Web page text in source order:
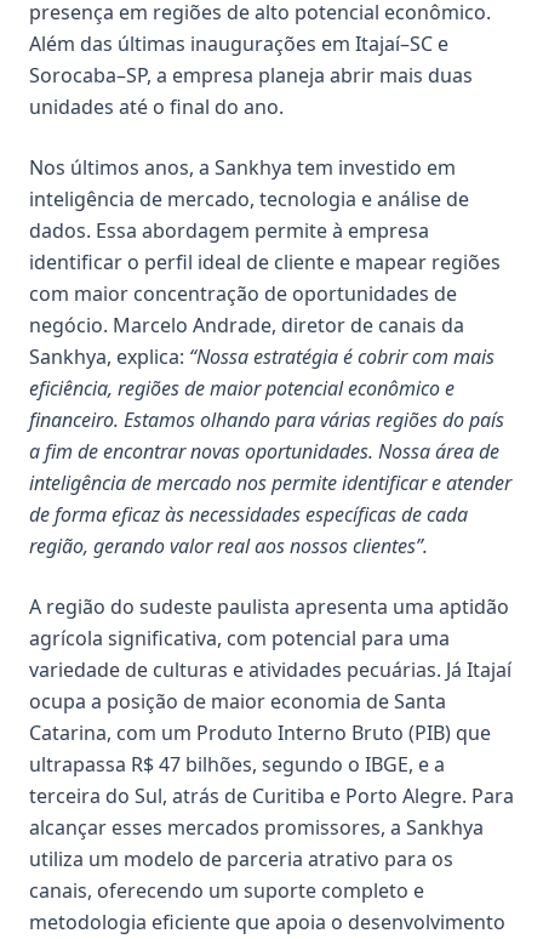
presença em regiões de alto potencial econômico.
Além das últimas inaugurações em Itajaí–SC e
Sorocaba–SP, a empresa planeja abrir mais duas
unidades até o final do ano.
Nos últimos anos, a Sankhya tem investido em
inteligência de mercado, tecnologia e análise de
dados. Essa abordagem permite à empresa
identificar o perfil ideal de cliente e mapear regiões
com maior concentração de oportunidades de
negócio. Marcelo Andrade, diretor de canais da
Sankhya, explica: “Nossa estratégia é cobrir com mais
eficiência, regiões de maior potencial econômico e
financeiro. Estamos olhando para várias regiões do país
a fim de encontrar novas oportunidades. Nossa área de
inteligência de mercado nos permite identificar e atender
de forma eficaz às necessidades específicas de cada
região, gerando valor real aos nossos clientes”.
A região do sudeste paulista apresenta uma aptidão
agrícola significativa, com potencial para uma
variedade de culturas e atividades pecuárias. Já Itajaí
ocupa a posição de maior economia de Santa
Catarina, com um Produto Interno Bruto (PIB) que
ultrapassa R$ 47 bilhões, segundo o IBGE, e a
terceira do Sul, atrás de Curitiba e Porto Alegre. Para
alcançar esses mercados promissores, a Sankhya
utiliza um modelo de parceria atrativo para os
canais, oferecendo um suporte completo e
metodologia eficiente que apoia o desenvolvimento